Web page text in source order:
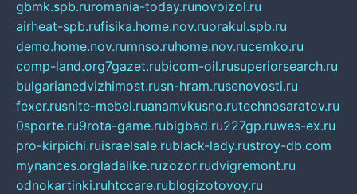
gbmk.spb.ruromania-today.runovoizol.ru
airheat-spb.rufisika.home.nov.ruorakul.spb.ru
demo.home.nov.rumnso.ruhome.nov.rucemko.ru
comp-land.org7gazet.rubicom-oil.rusuperiorsearch.ru
bulgarianedvizhimost.rusn-hram.rusenovosti.ru
fexer.rusnite-mebel.ruanamvkusno.rutechnosaratov.ru
0sporte.ru9rota-game.rubigbad.ru227gp.ruwes-ex.ru
pro-kirpichi.ruisraelsale.rublack-lady.rustroy-db.com
mynances.orgladalike.ruzozor.rudvigremont.ru
odnokartinki.ruhtccare.rublogizotovoy.ru